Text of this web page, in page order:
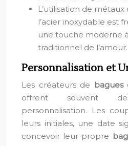
L’utilisation de
l’acier inoxydable est
une touche moderne
traditionnel de l’amour.
Personnalisation et
Les créateurs de bagues
offrent souvent
personnalisation. Les
leurs initiales, une date
concevoir leur propre